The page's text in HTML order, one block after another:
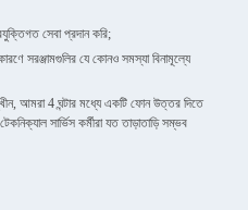
সেবা প্রদান করি;
সরঞ্জামগুলির যে কোনও সমস্যা বিনামূল্যে
আমরা 4 ঘন্টার মধ্যে একটি ফোন উত্তর দিতে
সার্ভিস কর্মীরা যত তাড়াতাড়ি সম্ভব